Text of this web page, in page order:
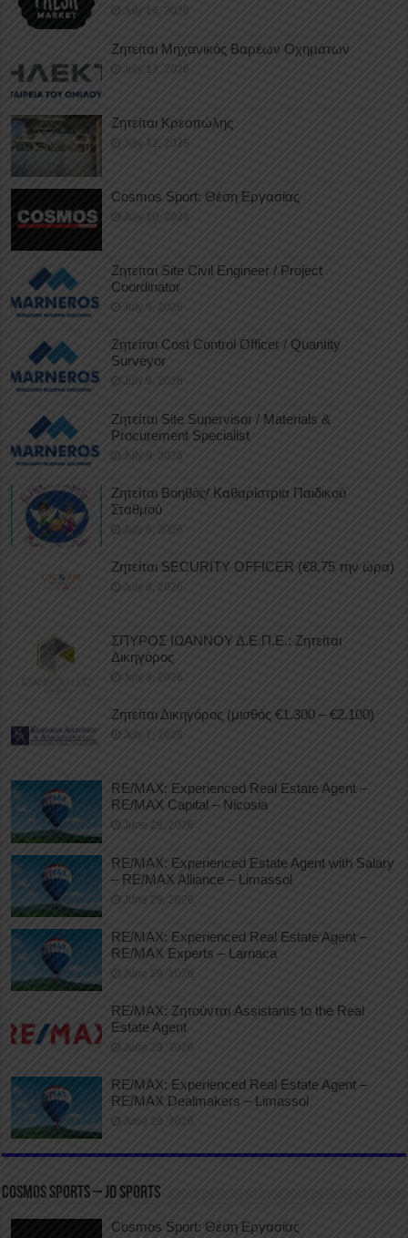
July 14, 2026
Ζητείται Μηχανικός Βαρέων Οχημάτων
July 13, 2026
Ζητείται Κρεοπώλης
July 12, 2026
Cosmos Sport: Θέση Εργασίας
July 10, 2026
Ζητείται Site Civil Engineer / Project
Coordinator
July 9, 2026
Ζητείται Cost Control Officer / Quantity
Surveyor
July 9, 2026
Ζητείται Site Supervisor / Materials &
Procurement Specialist
July 9, 2026
Ζητείται Βοηθός/ Καθαρίστρια Παιδικού
Σταθμού
July 8, 2026
Ζητείται SECURITY OFFICER (€8,75 την ώρα)
July 8, 2026
ΣΠΥΡΟΣ ΙΩΑΝΝΟΥ Δ.Ε.Π.Ε.: Ζητείται
Δικηγόρος
July 8, 2026
Ζητείται Δικηγόρος (μισθός €1.300 – €2.100)
July 7, 2026
RE/MAX: Experienced Real Estate Agent –
RE/MAX Capital – Nicosia
June 29, 2026
RE/MAX: Experienced Estate Agent with Salary
– RE/MAX Alliance – Limassol
June 29, 2026
RE/MAX: Experienced Real Estate Agent –
RE/MAX Experts – Larnaca
June 29, 2026
RE/MAX: Ζητούνται Assistants to the Real
Estate Agent
June 29, 2026
RE/MAX: Experienced Real Estate Agent –
RE/MAX Dealmakers – Limassol
June 29, 2026
COSMOS SPORTS – JD SPORTS
Cosmos Sport: Θέση Εργασίας